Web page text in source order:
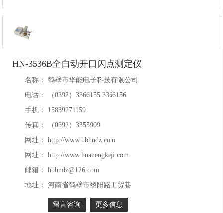
HN-3536B全自动开口闪点测定仪
名称：
鹤壁市华能电子科技有限公司
电话：
（0392）3366155 3366156
手机：
15839271159
传真：
（0392）3355909
网址：
http://www.hbhndz.com
网址：
http://www.huanengkeji.com
邮箱：
hbhndz@126.com
地址：
河南省鹤壁市黎阳路工贸巷
留言咨询 更多信息